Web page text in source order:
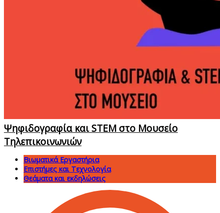
Ψηφιδογραφία και STEM στο Μουσείο
Τηλεπικοινωνιών
Βιωματικά Εργαστήρια
Επιστήμες και Τεχνολογία
Θεάματα και εκδηλώσεις